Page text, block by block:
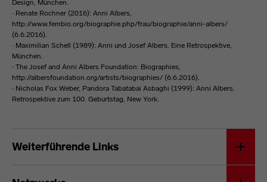
Design, München.
∙ Renate Rochner (2016): Anni Albers,
http://www.fembio.org/biographie.php/frau/biographie/anni-albers/
(6.6.2016).
∙ Maximilian Schell (1989): Anni und Josef Albers. Eine Retrospektive,
München.
∙ The Josef and Anni Albers Foundation: Biographies,
http://albersfoundation.org/artists/biographies/ (6.6.2016).
∙ Nicholas Fox Weber, Pandora Tabatabai Asbaghi (1999): Anni Albers.
Retrospektive zum 100. Geburtstag, New York.
Weiterführende Links